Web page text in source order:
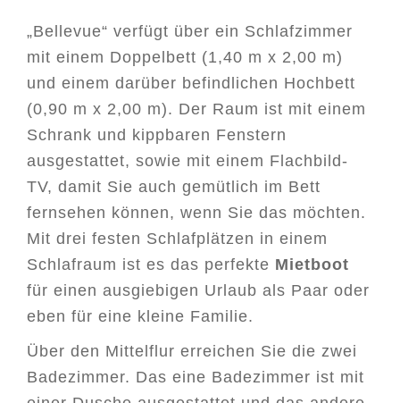
„Bellevue“ verfügt über ein Schlafzimmer
mit einem Doppelbett (1,40 m x 2,00 m)
und einem darüber befindlichen Hochbett
(0,90 m x 2,00 m). Der Raum ist mit einem
Schrank und kippbaren Fenstern
ausgestattet, sowie mit einem Flachbild-
TV, damit Sie auch gemütlich im Bett
fernsehen können, wenn Sie das möchten.
Mit drei festen Schlafplätzen in einem
Schlafraum ist es das perfekte Mietboot
für einen ausgiebigen Urlaub als Paar oder
eben für eine kleine Familie.
Über den Mittelflur erreichen Sie die zwei
Badezimmer. Das eine Badezimmer ist mit